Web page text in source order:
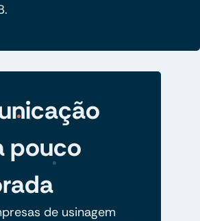
pouco
de usinagem